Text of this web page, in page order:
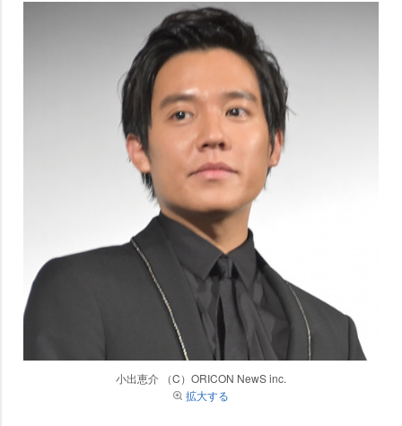
小出恵介 （C）ORICON NewS inc.
拡大する